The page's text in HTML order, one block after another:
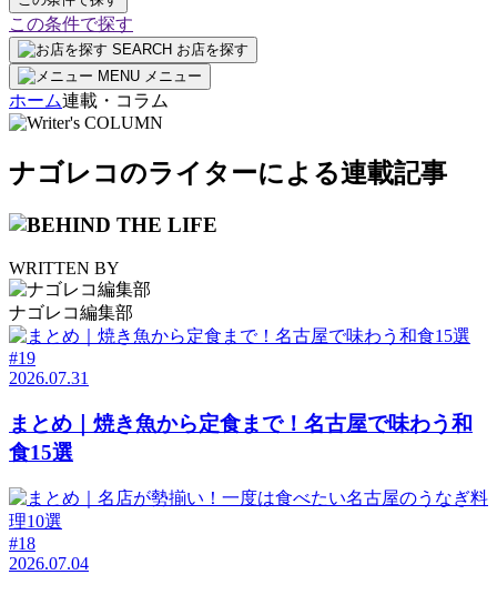
この条件で探す
SEARCH お店を探す
MENU メニュー
ホーム連載・コラム
ナゴレコのライターによる連載記事
WRITTEN BY
ナゴレコ編集部
#19
2026.07.31
まとめ｜焼き魚から定食まで！名古屋で味わう和
食15選
#18
2026.07.04